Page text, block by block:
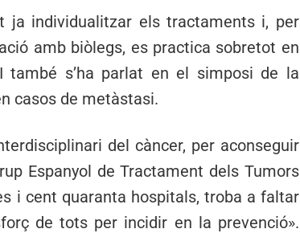
ja individualitzar els tractaments i, per
amb biòlegs, es practica sobretot en
també s’ha parlat en el simposi de la
casos de metàstasi.
del càncer, per aconseguir
Espanyol de Tractament dels Tumors
i cent quaranta hospitals, troba a faltar
de tots per incidir en la prevenció».